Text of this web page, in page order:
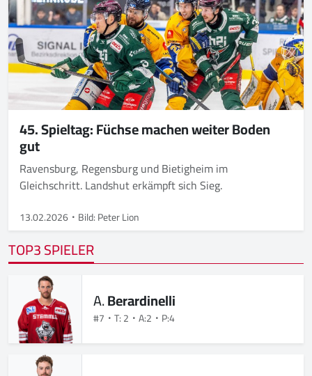
45. Spieltag: Füchse machen weiter Boden
gut
Ravensburg, Regensburg und Bietigheim im
Gleichschritt. Landshut erkämpft sich Sieg.
13.02.2026 Bild: Peter Lion
TOP3 SPIELER
A.Berardinelli
#7 T: 2 A:2 P:4